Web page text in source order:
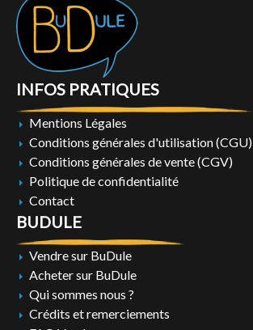
INFOS PRATIQUES
Mentions Légales
Conditions générales d'utilisation (CGU)
Conditions générales de vente (CGV)
Politique de confidentialité
Contact
BUDULE
Vendre sur BuDule
Acheter sur BuDule
Qui sommes nous ?
Crédits et remerciements